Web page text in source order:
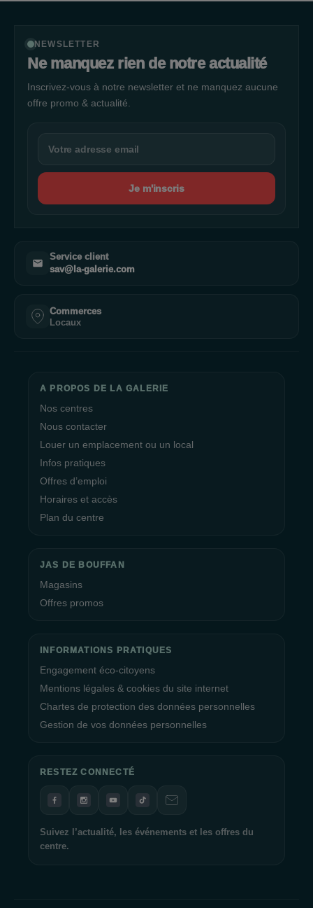
NEWSLETTER
Ne manquez rien de notre actualité
Inscrivez-vous à notre newsletter et ne manquez aucune
offre promo & actualité.
Je m'inscris
Service client
sav@la-galerie.com
Commerces
Locaux
A PROPOS DE LA GALERIE
Nos centres
Nous contacter
Louer un emplacement ou un local
Infos pratiques
Offres d’emploi
Horaires et accès
Plan du centre
JAS DE BOUFFAN
Magasins
Offres promos
INFORMATIONS PRATIQUES
Engagement éco-citoyens
Mentions légales & cookies du site internet
Chartes de protection des données personnelles
Gestion de vos données personnelles
RESTEZ CONNECTÉ
Suivez l’actualité, les événements et les offres du
centre.